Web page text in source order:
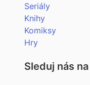
Seriály
Knihy
Komiksy
Hry
Sleduj nás